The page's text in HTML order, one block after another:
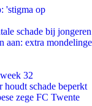
'stigma op
schade bij jongeren
aan: extra mondelinge
32
houdt schade beperkt
zege FC Twente